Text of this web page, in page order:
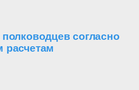
согласно
расчетам